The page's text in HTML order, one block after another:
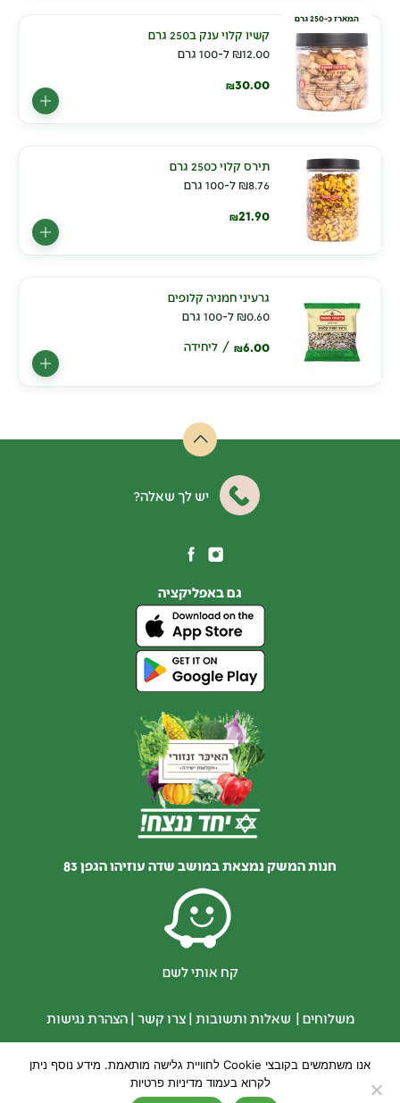
המארז כ-250 גרם
קשיו קלוי ענק ב250 גרם
₪12.00 ל-100 גרם
₪30.00
תירס קלוי כ250 גרם
₪8.76 ל-100 גרם
₪21.90
גרעיני חמניה קלופים
₪0.60 ל-100 גרם
₪6.00 ליחידה
יש לך שאלה?
גם באפליקציה
חנות המשק נמצאת במושב שדה עוזיהו הגפן 83
קח אותי לשם
משלוחים | שאלות ותשובות |צרו קשר |הצהרת נגישות
אנו משתמשים בקובצי Cookie לחוויית גלישה מותאמת. מידע נוסף ניתן
לקרוא בעמוד מדיניות פרטיות